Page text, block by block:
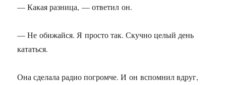
— Какая разница, — ответил он.
— Не обижайся. Я просто так. Скучно целый день
кататься.
Она сделала радио погромче. И он вспомнил вдруг,